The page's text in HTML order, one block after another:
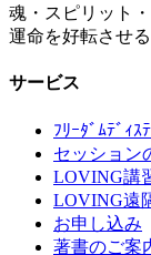
魂・スピリット
運命を好転させ
サービス
ﾌﾘｰﾀﾞﾑﾃﾞｨｽ
セッション
LOVING講
LOVING遠
お申し込み
著書のご案